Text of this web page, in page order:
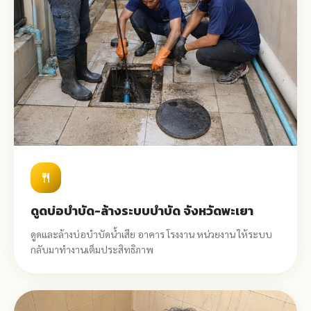
restaurant
ดูดบ่อบำบัด-ล้างระบบบำบัด จังหวัดพะเยา
ดูดและล้างบ่อบำบัดน้ำเสีย อาคาร โรงงาน หน่วยงาน ให้ระบบ
กลับมาทำงานเต็มประสิทธิภาพ